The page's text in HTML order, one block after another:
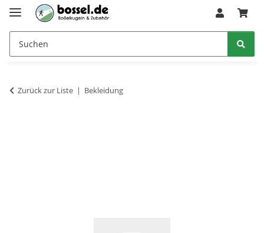
Zurück zur Liste Bekleidung